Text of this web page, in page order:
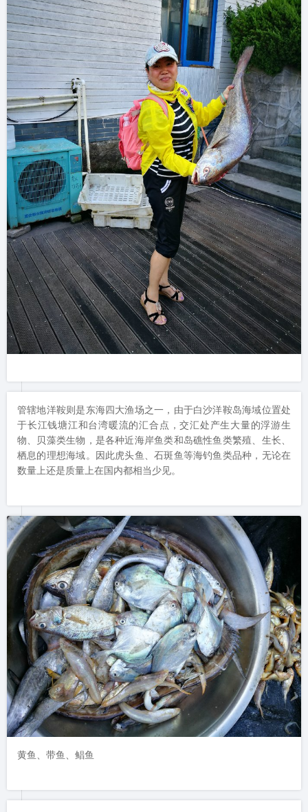
管辖地洋鞍则是东海四大渔场之一，由于白沙洋鞍岛海域位置处
于长江钱塘江和台湾暖流的汇合点，交汇处产生大量的浮游生
物、贝藻类生物，是各种近海岸鱼类和岛礁性鱼类繁殖、生长、
栖息的理想海域。因此虎头鱼、石斑鱼等海钓鱼类品种，无论在
数量上还是质量上在国内都相当少见。
黄鱼、带鱼、鲳鱼